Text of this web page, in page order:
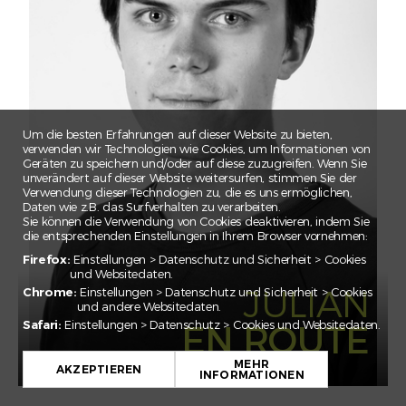
ESMA
FEDERICO
FLORIAN
GADA
IRINA
JAN EMANUEL
JULIAN
JULIETTE
KARIM
JULIAN
EN ROUTE
Um die besten Erfahrungen auf dieser Website zu bieten,
verwenden wir Technologien wie Cookies, um Informationen von
Geräten zu speichern und/oder auf diese zuzugreifen. Wenn Sie
unverändert auf dieser Website weitersurfen, stimmen Sie der
Verwendung dieser Technologien zu, die es uns ermöglichen,
Daten wie z.B. das Surfverhalten zu verarbeiten.
Sie können die Verwendung von Cookies deaktivieren, indem Sie
die entsprechenden Einstellungen in Ihrem Browser vornehmen:
Firefox: Einstellungen > Datenschutz und Sicherheit > Cookies
und Websitedaten.
Chrome: Einstellungen > Datenschutz und Sicherheit > Cookies
und andere Websitedaten.
Safari: Einstellungen > Datenschutz > Cookies und Websitedaten.
AKZEPTIEREN MEHR
INFORMATIONEN